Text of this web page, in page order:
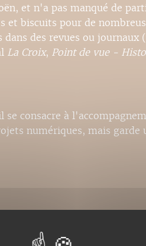
et n'a pas manqué de
et biscuits pour de
des revues ou journaux (
La Croix, Point de vue -
consacre à
numériques, mais